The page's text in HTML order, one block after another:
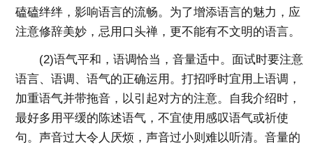
磕磕绊绊，影响语言的流畅。为了增添语言的魅力，应
注意修辞美妙，忌用口头禅，更不能有不文明的语言。
(2)语气平和，语调恰当，音量适中。面试时要注意
语言、语调、语气的正确运用。打招呼时宜用上语调，
加重语气并带拖音，以引起对方的注意。自我介绍时，
最好多用平缓的陈述语气，不宜使用感叹语气或祈使
句。声音过大令人厌烦，声音过小则难以听清。音量的